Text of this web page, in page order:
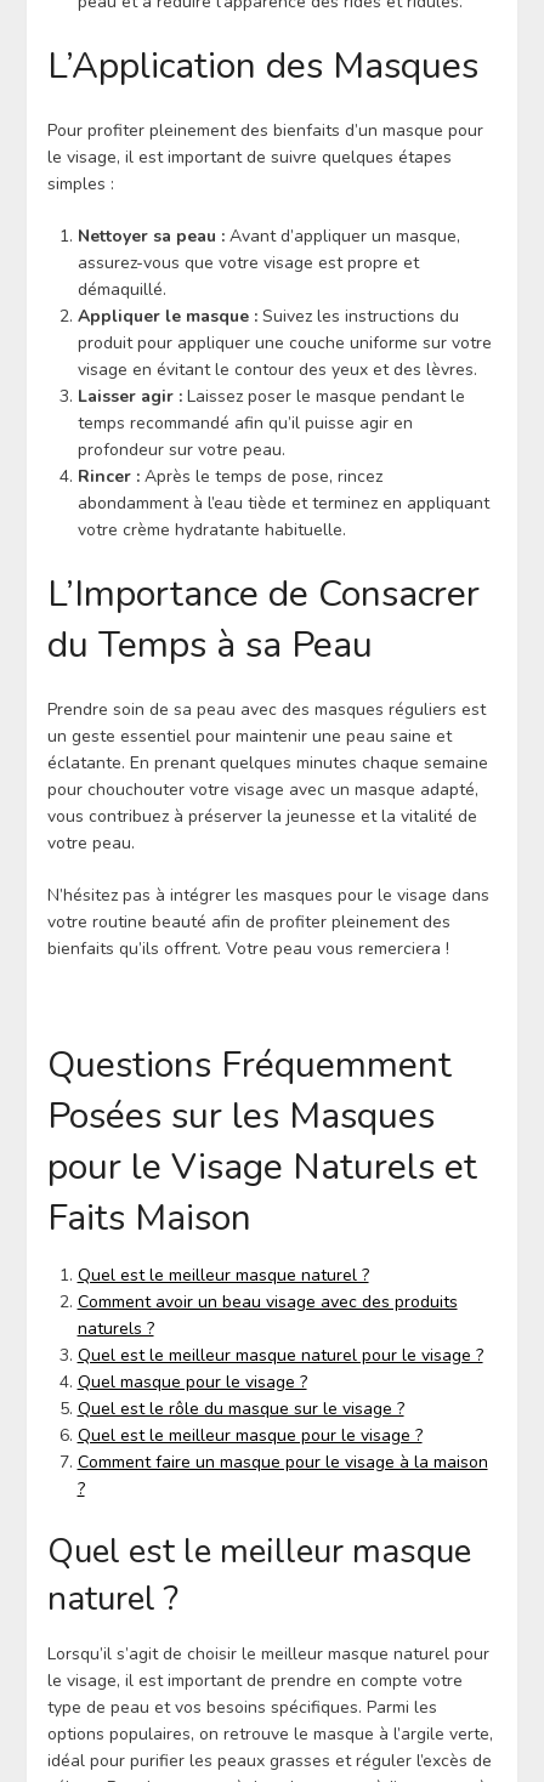
L’Application des Masques
Pour profiter pleinement des bienfaits d’un masque pour
le visage, il est important de suivre quelques étapes
simples :
Nettoyer sa peau :Avant d’appliquer un masque,
assurez-vous que votre visage est propre et
démaquillé.
Appliquer le masque :Suivez les instructions du
produit pour appliquer une couche uniforme sur votre
visage en évitant le contour des yeux et des lèvres.
Laisser agir :Laissez poser le masque pendant le
temps recommandé afin qu’il puisse agir en
profondeur sur votre peau.
Rincer :Après le temps de pose, rincez
abondamment à l’eau tiède et terminez en appliquant
votre crème hydratante habituelle.
L’Importance de Consacrer
du Temps à sa Peau
Prendre soin de sa peau avec des masques réguliers est
un geste essentiel pour maintenir une peau saine et
éclatante. En prenant quelques minutes chaque semaine
pour chouchouter votre visage avec un masque adapté,
vous contribuez à préserver la jeunesse et la vitalité de
votre peau.
N’hésitez pas à intégrer les masques pour le visage dans
votre routine beauté afin de profiter pleinement des
bienfaits qu’ils offrent. Votre peau vous remerciera !
Questions Fréquemment
Posées sur les Masques
pour le Visage Naturels et
Faits Maison
Quel est le meilleur masque naturel ?
Comment avoir un beau visage avec des produits
naturels ?
Quel est le meilleur masque naturel pour le visage ?
Quel masque pour le visage ?
Quel est le rôle du masque sur le visage ?
Quel est le meilleur masque pour le visage ?
Comment faire un masque pour le visage à la maison
?
Quel est le meilleur masque
naturel ?
Lorsqu’il s’agit de choisir le meilleur masque naturel pour
le visage, il est important de prendre en compte votre
type de peau et vos besoins spécifiques. Parmi les
options populaires, on retrouve le masque à l’argile verte,
idéal pour purifier les peaux grasses et réguler l’excès de